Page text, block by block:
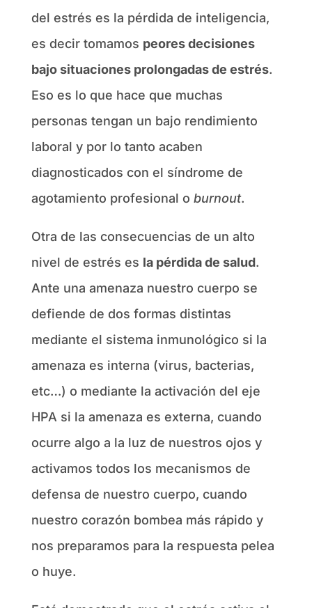
del estrés es la pérdida de inteligencia,
es decir tomamos peores decisiones
bajo situaciones prolongadas de estrés.
Eso es lo que hace que muchas
personas tengan un bajo rendimiento
laboral y por lo tanto acaben
diagnosticados con el síndrome de
agotamiento profesional o burnout.
Otra de las consecuencias de un alto
nivel de estrés es la pérdida de salud.
Ante una amenaza nuestro cuerpo se
defiende de dos formas distintas
mediante el sistema inmunológico si la
amenaza es interna (virus, bacterias,
etc…) o mediante la activación del eje
HPA si la amenaza es externa, cuando
ocurre algo a la luz de nuestros ojos y
activamos todos los mecanismos de
defensa de nuestro cuerpo, cuando
nuestro corazón bombea más rápido y
nos preparamos para la respuesta pelea
o huye.